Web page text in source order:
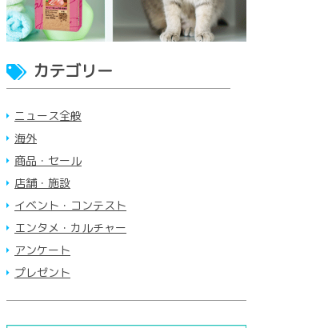
カテゴリー
ニュース全般
海外
商品・セール
店舗・施設
イベント・コンテスト
エンタメ・カルチャー
アンケート
プレゼント